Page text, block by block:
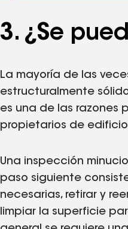
3. ¿Se
La mayoría de las
estructuralmente
es una de las razones
propietarios de
Una inspección
paso siguiente
necesarias, retirar y
limpiar la superficie